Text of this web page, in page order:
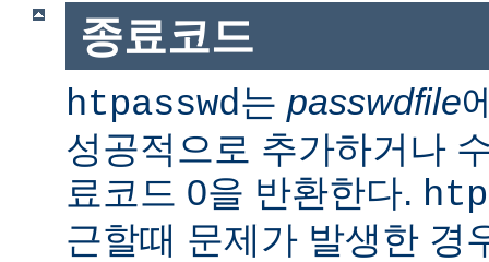
종료코드
htpasswd는 passwdfile
성공적으로 추가하거나
료코드 0을 반환한다.
근할때 문제가 발생한 경